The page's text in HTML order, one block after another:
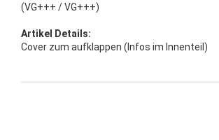
(VG+++ / VG+++)
Artikel Details:
Cover zum aufklappen (Infos im Innenteil)